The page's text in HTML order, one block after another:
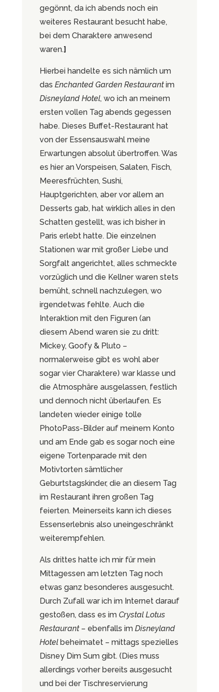
gegönnt, da ich abends noch ein
weiteres Restaurant besucht habe,
bei dem Charaktere anwesend
waren.]
Hierbei handelte es sich nämlich um
das Enchanted Garden Restaurantim
Disneyland Hotel, wo ich an meinem
ersten vollen Tag abends gegessen
habe. Dieses Buffet-Restaurant hat
von der Essensauswahl meine
Erwartungen absolut übertroffen. Was
es hier an Vorspeisen, Salaten, Fisch,
Meeresfrüchten, Sushi,
Hauptgerichten, aber vor allem an
Desserts gab, hat wirklich alles in den
Schatten gestellt, was ich bisher in
Paris erlebt hatte. Die einzelnen
Stationen war mit großer Liebe und
Sorgfalt angerichtet, alles schmeckte
vorzüglich und die Kellner waren stets
bemüht, schnell nachzulegen, wo
irgendetwas fehlte. Auch die
Interaktion mit den Figuren (an
diesem Abend waren sie zu dritt:
Mickey, Goofy & Pluto –
normalerweise gibt es wohl aber
sogar vier Charaktere) war klasse und
die Atmosphäre ausgelassen, festlich
und dennoch nicht überlaufen. Es
landeten wieder einige tolle
PhotoPass-Bilder auf meinem Konto
und am Ende gab es sogar noch eine
eigene Tortenparade mit den
Motivtorten sämtlicher
Geburtstagskinder, die an diesem Tag
im Restaurant ihren großen Tag
feierten. Meinerseits kann ich dieses
Essenserlebnis also uneingeschränkt
weiterempfehlen.
Als drittes hatte ich mir für mein
Mittagessen am letzten Tag noch
etwas ganz besonderes ausgesucht.
Durch Zufall war ich im Internet darauf
gestoßen, dass es im Crystal Lotus
Restaurant– ebenfalls im Disneyland
Hotelbeheimatet – mittags spezielles
Disney Dim Sum gibt. (Dies muss
allerdings vorher bereits ausgesucht
und bei der Tischreservierung